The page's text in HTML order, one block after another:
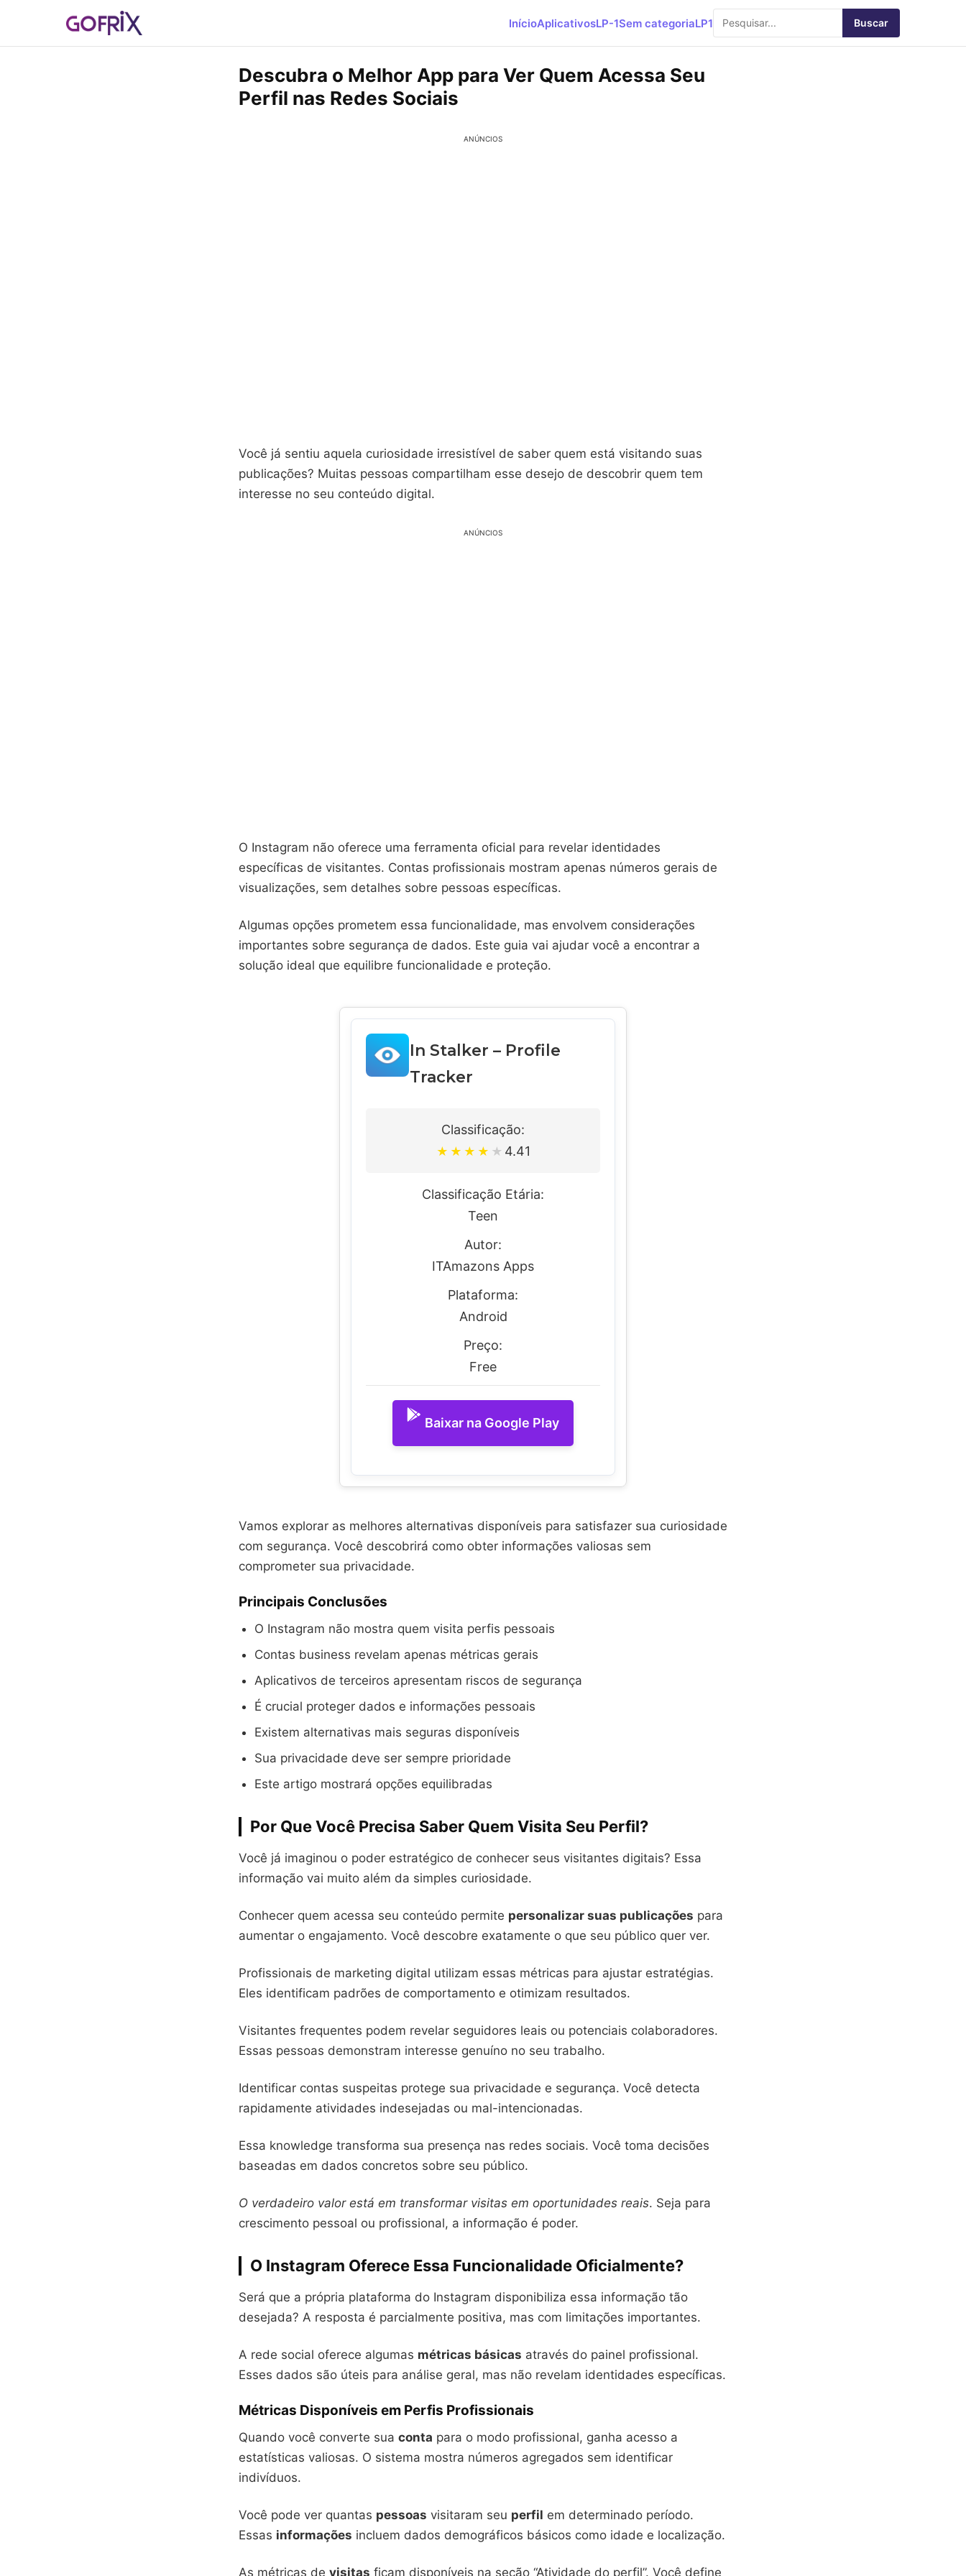
InícioAplicativosLP-1Sem categoriaLP1 Buscar
Descubra o Melhor App para Ver Quem Acessa Seu
Perfil nas Redes Sociais
ANÚNCIOS
Você já sentiu aquela curiosidade irresistível de saber quem está visitando suas
publicações? Muitas pessoas compartilham esse desejo de descobrir quem tem
interesse no seu conteúdo digital.
ANÚNCIOS
O Instagram não oferece uma ferramenta oficial para revelar identidades
específicas de visitantes. Contas profissionais mostram apenas números gerais de
visualizações, sem detalhes sobre pessoas específicas.
Algumas opções prometem essa funcionalidade, mas envolvem considerações
importantes sobre segurança de dados. Este guia vai ajudar você a encontrar a
solução ideal que equilibre funcionalidade e proteção.
In Stalker – Profile
Tracker
Classificação:
★ ★ ★ ★ ★ 4.41
Classificação Etária:
Teen
Autor:
ITAmazons Apps
Plataforma:
Android
Preço:
Free
Baixar na Google Play
Vamos explorar as melhores alternativas disponíveis para satisfazer sua curiosidade
com segurança. Você descobrirá como obter informações valiosas sem
comprometer sua privacidade.
Principais Conclusões
O Instagram não mostra quem visita perfis pessoais
Contas business revelam apenas métricas gerais
Aplicativos de terceiros apresentam riscos de segurança
É crucial proteger dados e informações pessoais
Existem alternativas mais seguras disponíveis
Sua privacidade deve ser sempre prioridade
Este artigo mostrará opções equilibradas
Por Que Você Precisa Saber Quem Visita Seu Perfil?
Você já imaginou o poder estratégico de conhecer seus visitantes digitais? Essa
informação vai muito além da simples curiosidade.
Conhecer quem acessa seu conteúdo permite personalizar suas publicações para
aumentar o engajamento. Você descobre exatamente o que seu público quer ver.
Profissionais de marketing digital utilizam essas métricas para ajustar estratégias.
Eles identificam padrões de comportamento e otimizam resultados.
Visitantes frequentes podem revelar seguidores leais ou potenciais colaboradores.
Essas pessoas demonstram interesse genuíno no seu trabalho.
Identificar contas suspeitas protege sua privacidade e segurança. Você detecta
rapidamente atividades indesejadas ou mal-intencionadas.
Essa knowledge transforma sua presença nas redes sociais. Você toma decisões
baseadas em dados concretos sobre seu público.
O verdadeiro valor está em transformar visitas em oportunidades reais. Seja para
crescimento pessoal ou profissional, a informação é poder.
O Instagram Oferece Essa Funcionalidade Oficialmente?
Será que a própria plataforma do Instagram disponibiliza essa informação tão
desejada? A resposta é parcialmente positiva, mas com limitações importantes.
A rede social oferece algumas métricas básicas através do painel profissional.
Esses dados são úteis para análise geral, mas não revelam identidades específicas.
Métricas Disponíveis em Perfis Profissionais
Quando você converte sua conta para o modo profissional, ganha acesso a
estatísticas valiosas. O sistema mostra números agregados sem identificar
indivíduos.
Você pode ver quantas pessoas visitaram seu perfil em determinado período.
Essas informações incluem dados demográficos básicos como idade e localização.
As métricas de visitas ficam disponíveis na seção “Atividade do perfil”. Você define